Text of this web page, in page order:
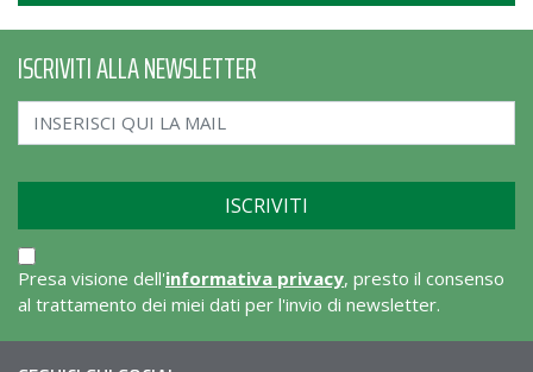
ISCRIVITI ALLA NEWSLETTER
Presa visione dell'informativa privacy, presto il consenso
al trattamento dei miei dati per l'invio di newsletter.